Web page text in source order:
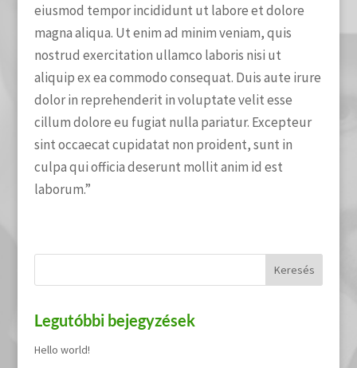
eiusmod tempor incididunt ut labore et dolore
magna aliqua. Ut enim ad minim veniam, quis
nostrud exercitation ullamco laboris nisi ut
aliquip ex ea commodo consequat. Duis aute irure
dolor in reprehenderit in voluptate velit esse
cillum dolore eu fugiat nulla pariatur. Excepteur
sint occaecat cupidatat non proident, sunt in
culpa qui officia deserunt mollit anim id est
laborum.”
Legutóbbi bejegyzések
Hello world!